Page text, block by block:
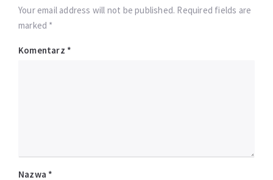
Your email address will not be published. Required fields are
marked *
Komentarz *
Nazwa *